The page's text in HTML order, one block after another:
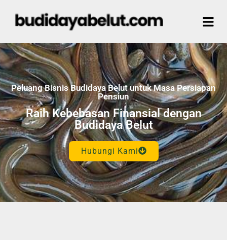
Peluang Bisnis Budidaya Belut untuk Masa Persiapan
Pensiun
Raih Kebebasan Finansial dengan
Budidaya Belut
Hubungi Kami